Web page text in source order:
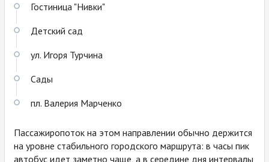
Гостиница "Нивки"
Детский сад
ул. Игоря Турчина
Сады
пл. Валерия Марченко
Пассажиропоток на этом направлении обычно держится
на уровне стабильного городского маршрута: в часы пик
автобус идет заметно чаще, а в середине дня интервалы